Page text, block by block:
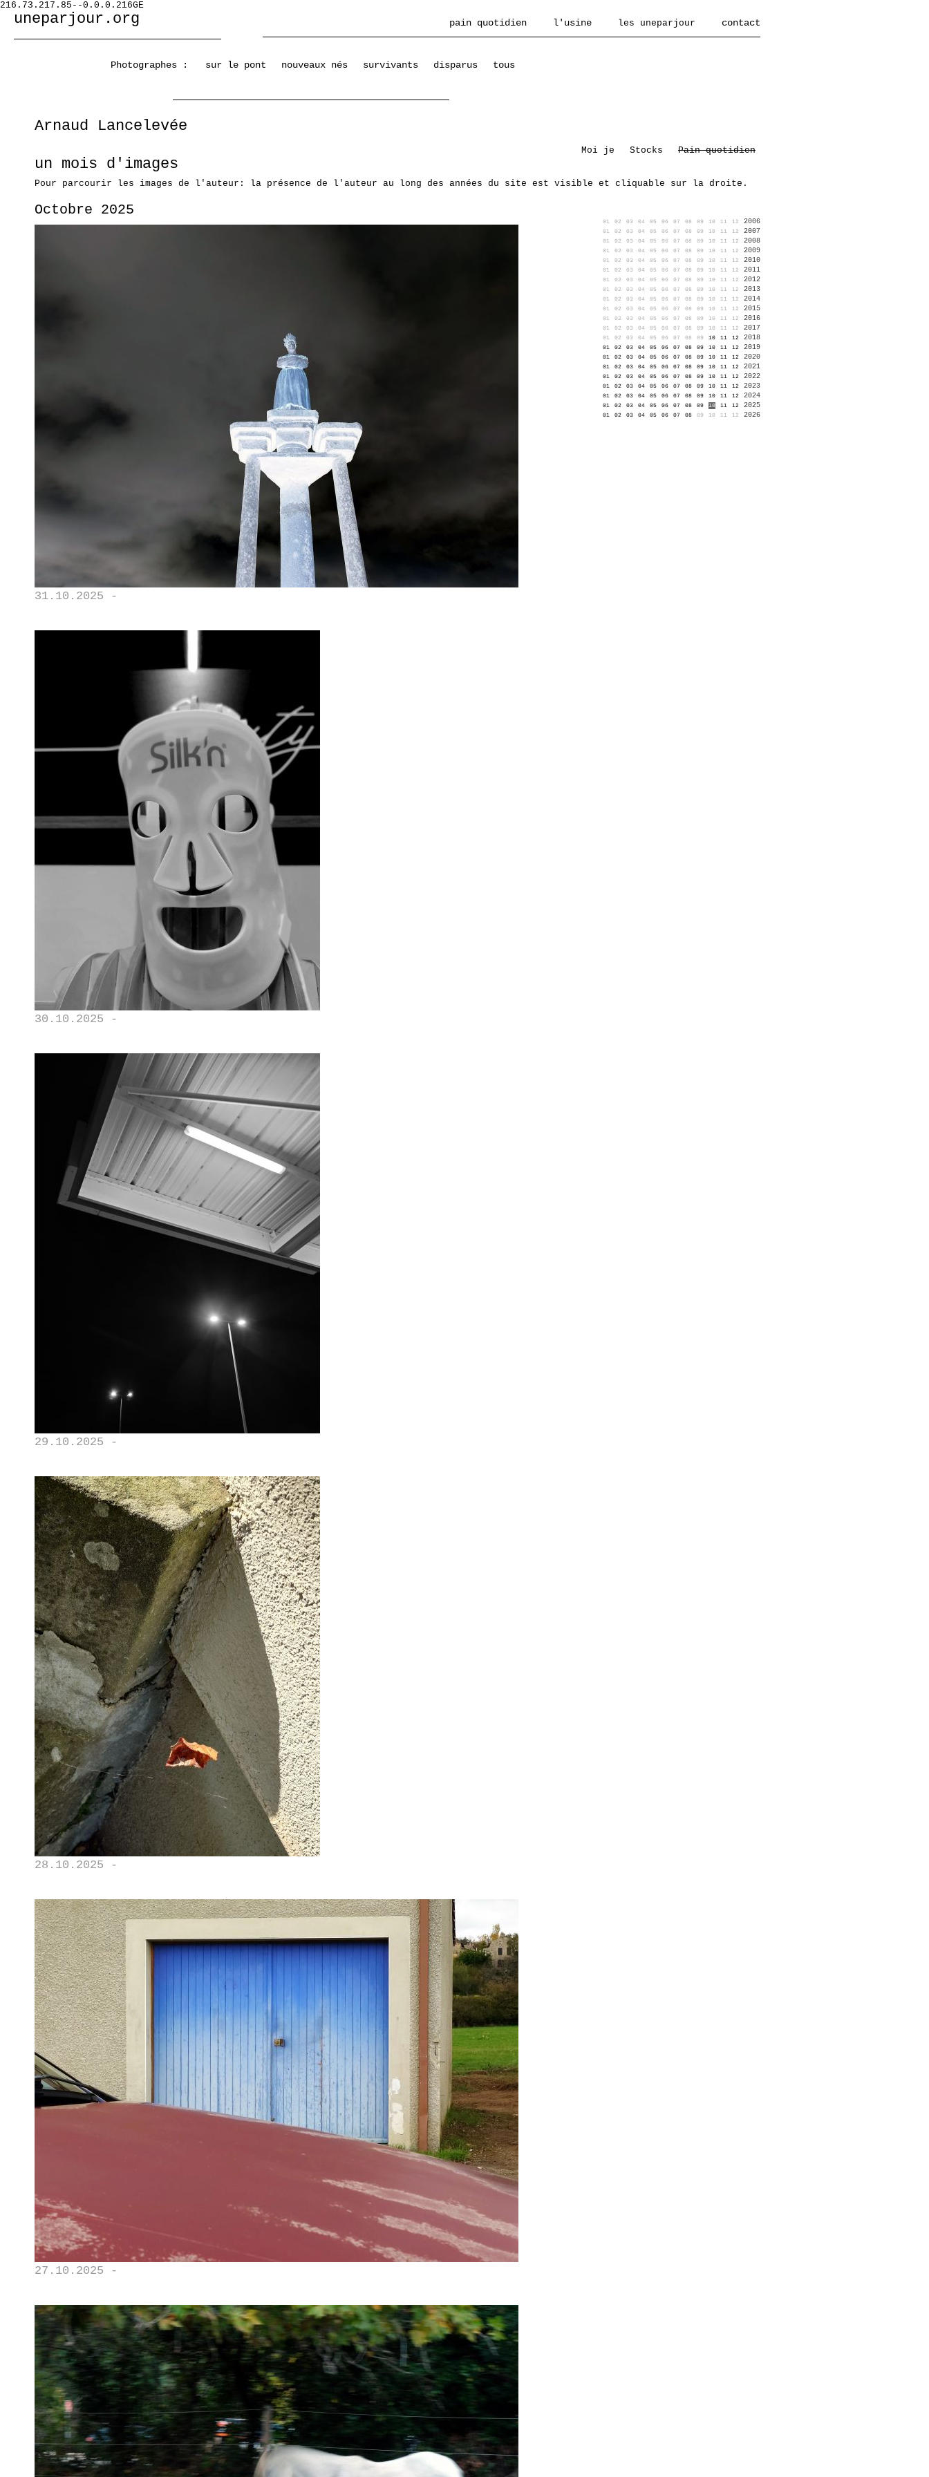
216.73.217.85--0.0.0.216GE
uneparjour.org pain quotidien l'usine les uneparjour contact
Photographes : sur le pont nouveaux nés survivants disparus tous
Arnaud Lancelevée
Moi je Stocks Pain quotidien
un mois d'images
Pour parcourir les images de l'auteur: la présence de l'auteur au long des années du site est visible et cliquable sur la droite.
01 02 03 04 05 06 07 08 09 10 11 12 2006
01 02 03 04 05 06 07 08 09 10 11 12 2007
01 02 03 04 05 06 07 08 09 10 11 12 2008
01 02 03 04 05 06 07 08 09 10 11 12 2009
01 02 03 04 05 06 07 08 09 10 11 12 2010
01 02 03 04 05 06 07 08 09 10 11 12 2011
01 02 03 04 05 06 07 08 09 10 11 12 2012
01 02 03 04 05 06 07 08 09 10 11 12 2013
01 02 03 04 05 06 07 08 09 10 11 12 2014
01 02 03 04 05 06 07 08 09 10 11 12 2015
01 02 03 04 05 06 07 08 09 10 11 12 2016
01 02 03 04 05 06 07 08 09 10 11 12 2017
01 02 03 04 05 06 07 08 09 10 11 12 2018
01 02 03 04 05 06 07 08 09 10 11 12 2019
01 02 03 04 05 06 07 08 09 10 11 12 2020
01 02 03 04 05 06 07 08 09 10 11 12 2021
01 02 03 04 05 06 07 08 09 10 11 12 2022
01 02 03 04 05 06 07 08 09 10 11 12 2023
01 02 03 04 05 06 07 08 09 10 11 12 2024
01 02 03 04 05 06 07 08 09 10 11 12 2025
01 02 03 04 05 06 07 08 09 10 11 12 2026
Octobre 2025
31.10.2025 -
30.10.2025 -
29.10.2025 -
28.10.2025 -
27.10.2025 -